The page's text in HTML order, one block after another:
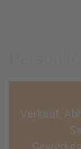
Verkauf,